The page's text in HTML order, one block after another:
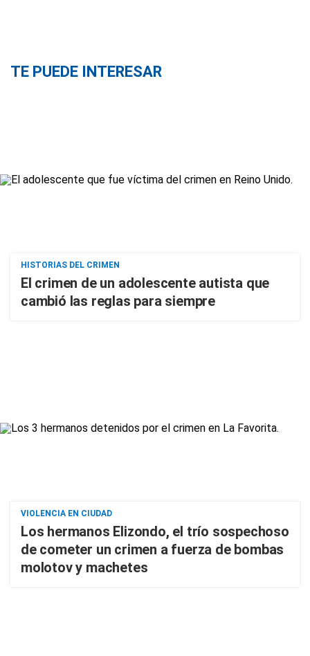
TE PUEDE INTERESAR
HISTORIAS DEL CRIMEN
El crimen de un adolescente autista que
cambió las reglas para siempre
VIOLENCIA EN CIUDAD
Los hermanos Elizondo, el trío sospechoso
de cometer un crimen a fuerza de bombas
molotov y machetes